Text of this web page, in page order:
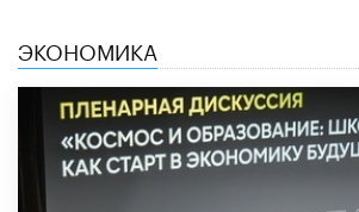
ЭКОНОМИКА